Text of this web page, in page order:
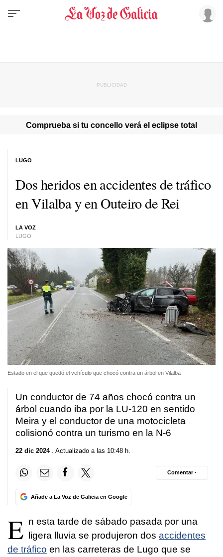
Comprueba si tu concello verá el eclipse total
Dos heridos en accidentes de tráfico
en Vilalba y en Outeiro de Rei
LA VOZ
LUGO
LUGO
Estado en el que quedó el vehículo que chocó contra un árbol en Vilalba
Un conductor de 74 años chocó contra un
árbol cuando iba por la LU-120 en sentido
Meira y el conductor de una motocicleta
colisionó contra un turismo en la N-6
22 dic 2024. Actualizado a las 10:48 h.
Añade a La Voz de Galicia en Google
Comentar ·
E n esta tarde de sábado pasada por una
ligera lluvia se produjeron dos accidentes
de tráfico en las carreteras de Lugo que se